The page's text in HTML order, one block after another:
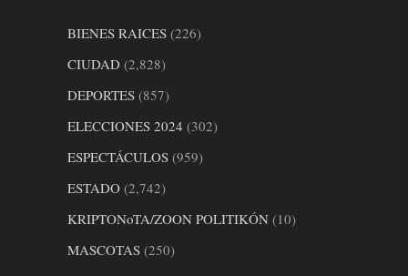
BIENES RAICES (226)
CIUDAD (2,828)
DEPORTES (857)
ELECCIONES 2024 (302)
ESPECTÁCULOS (959)
ESTADO (2,742)
KRIPTONoTA/ZOON POLITIKÓN (10)
MASCOTAS (250)